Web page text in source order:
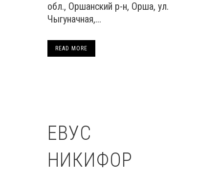
обл., Оршанский р-н, Орша, ул.
Чыгуначная,...
READ MORE
ЕВУС
НИКИФОР